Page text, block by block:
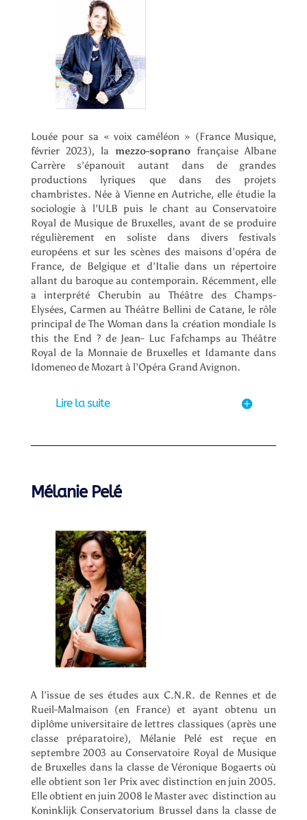
Louée pour sa « voix caméléon » (France Musique,
février 2023), la mezzo-soprano française Albane
Carrère s’épanouit autant dans de grandes
productions lyriques que dans des projets
chambristes. Née à Vienne en Autriche, elle étudie la
sociologie à l’ULB puis le chant au Conservatoire
Royal de Musique de Bruxelles, avant de se produire
régulièrement en soliste dans divers festivals
européens et sur les scènes des maisons d’opéra de
France, de Belgique et d’Italie dans un répertoire
allant du baroque au contemporain. Récemment, elle
a interprété Cherubin au Théâtre des Champs-
Elysées, Carmen au Théâtre Bellini de Catane, le rôle
principal de The Woman dans la création mondiale Is
this the End ? de Jean- Luc Fafchamps au Théâtre
Royal de la Monnaie de Bruxelles et Idamante dans
Idomeneo de Mozart à l’Opéra Grand Avignon.
Lire la suite
Mélanie Pelé
A l’issue de ses études aux C.N.R. de Rennes et de
Rueil-Malmaison (en France) et ayant obtenu un
diplôme universitaire de lettres classiques (après une
classe préparatoire), Mélanie Pelé est reçue en
septembre 2003 au Conservatoire Royal de Musique
de Bruxelles dans la classe de Véronique Bogaerts où
elle obtient son 1er Prix avec distinction en juin 2005.
Elle obtient en juin 2008 le Master avec distinction au
Koninklijk Conservatorium Brussel dans la classe de